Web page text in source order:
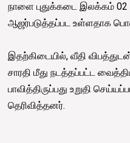
நாளை புதுக்கடை இலக்கம்
ஆஜர்படுத்தப்பட உள்ளதாக
இதற்கிடையில், வீதி
சாரதி மீது நடத்தப்பட்ட
பாவித்திருப்பது உறுதி
தெரிவித்தனர்.